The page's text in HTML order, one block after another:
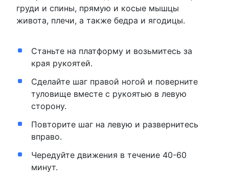
груди и спины, прямую и косые мышцы
живота, плечи, а также бедра и ягодицы.
Станьте на платформу и возьмитесь за
края рукоятей.
Сделайте шаг правой ногой и поверните
туловище вместе с рукоятью в левую
сторону.
Повторите шаг на левую и развернитесь
вправо.
Чередуйте движения в течение 40-60
минут.